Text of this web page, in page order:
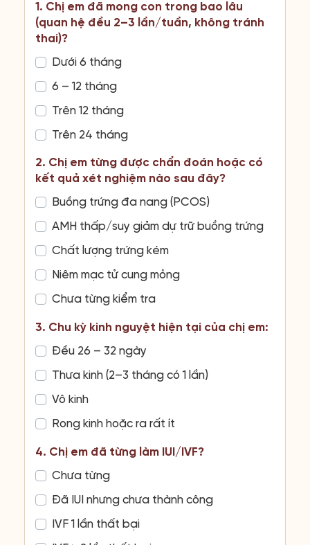
1. Chị em đã mong con trong bao lâu
(quan hệ đều 2–3 lần/tuần, không tránh
thai)?
Dưới 6 tháng
6 – 12 tháng
Trên 12 tháng
Trên 24 tháng
2. Chị em từng được chẩn đoán hoặc có
kết quả xét nghiệm nào sau đây?
Buồng trứng đa nang (PCOS)
AMH thấp/suy giảm dự trữ buồng trứng
Chất lượng trứng kém
Niêm mạc tử cung mỏng
Chưa từng kiểm tra
3. Chu kỳ kinh nguyệt hiện tại của chị em:
Đều 26 – 32 ngày
Thưa kinh (2–3 tháng có 1 lần)
Vô kinh
Rong kinh hoặc ra rất ít
4. Chị em đã từng làm IUI/IVF?
Chưa từng
Đã IUI nhưng chưa thành công
IVF 1 lần thất bại